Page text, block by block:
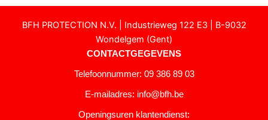
BFH PROTECTION N.V. | Industrieweg 122 E3 | B-9032
Wondelgem (Gent)
CONTACTGEGEVENS
Telefoonnummer: 09 386 89 03
E-mailadres: info@bfh.be
Openingsuren klantendienst: